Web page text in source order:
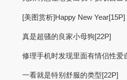
[美图赏析]Happy New Year[15P]
真是超骚的良家小母狗[22P]
修理手机时发现里面有情侣性爱
一看就是特别舒服的类型[22P]